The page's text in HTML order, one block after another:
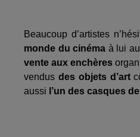
Beaucoup d’artistes
monde du cinéma à lui
vente aux enchères
vendus des objets d’art
aussi l’un des casques